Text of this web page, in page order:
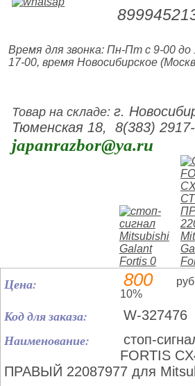
Время для звонка: Пн-Пт с 9-00 до
17-00, время Новосибирское
Товар на складе:г.
Тюменская 18, 8(383)
japanrazbor@ya.ru
Цена: 800
10%
Код для заказа: W-327476
Наименование:
стоп-
FORTIS
ПРАВЫЙ 22087977 для